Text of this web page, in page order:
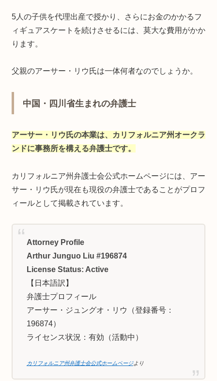
5人の子供を代理出産で授かり、さらにお金のかかるフ
ィギュアスケートを続けさせるには、莫大な費用がかか
ります。
父親のアーサー・リウ氏は一体何者なのでしょうか。
中国・四川省生まれの弁護士
アーサー・リウ氏の本業は、カリフォルニア州オークラ
ンドに事務所を構える弁護士です。
カリフォルニア州弁護士会公式ホームページには、アー
サー・リウ氏が現在も現役の弁護士であることがプロフ
ィールとして掲載されています。
Attorney Profile
Arthur Junguo Liu #196874
License Status: Active
【日本語訳】
弁護士プロフィール
アーサー・ジュングオ・リウ（登録番号：
196874）
ライセンス状況：有効（活動中）
カリフォルニア州弁護士会公式ホームページより